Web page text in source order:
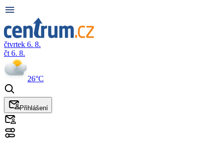
čtvrtek 6. 8.
čt 6. 8.
26°C
Přihlášení